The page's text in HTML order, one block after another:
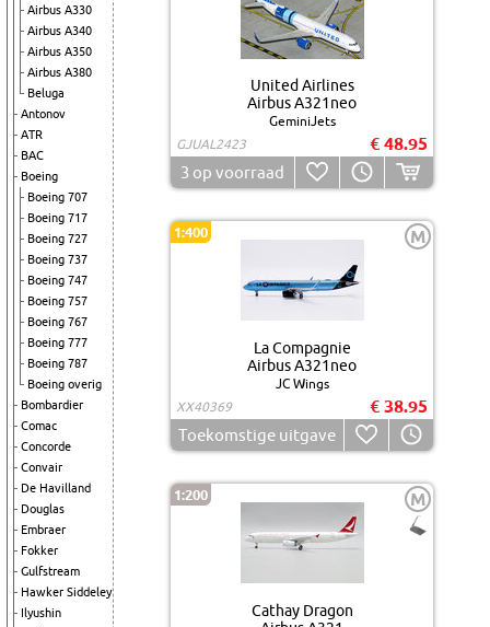
Airbus A330
Airbus A340
Airbus A350
Airbus A380
Beluga
Antonov
ATR
BAC
Boeing
Boeing 707
Boeing 717
Boeing 727
Boeing 737
Boeing 747
Boeing 757
Boeing 767
Boeing 777
Boeing 787
Boeing overig
Bombardier
Comac
Concorde
Convair
De Havilland
Douglas
Embraer
Fokker
Gulfstream
Hawker Siddeley
Ilyushin
United Airlines
Airbus A321neo
GeminiJets
GJUAL2423
€ 48.95
3 op voorraad
1:400 M
La Compagnie
Airbus A321neo
JC Wings
XX40369
€ 38.95
Toekomstige uitgave
1:200 M
Cathay Dragon